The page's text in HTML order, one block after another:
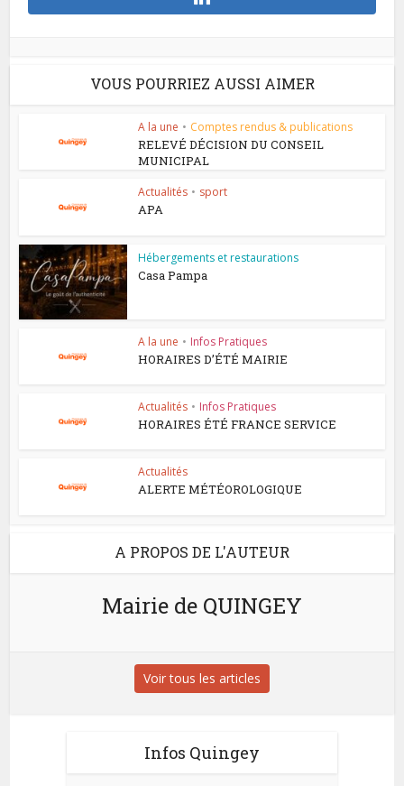
VOUS POURRIEZ AUSSI AIMER
A la une • Comptes rendus & publications
RELEVÉ DÉCISION DU CONSEIL
MUNICIPAL
Actualités • sport
APA
Hébergements et restaurations
Casa Pampa
A la une • Infos Pratiques
HORAIRES D’ÉTÉ MAIRIE
Actualités • Infos Pratiques
HORAIRES ÉTÉ FRANCE SERVICE
Actualités
ALERTE MÉTÉOROLOGIQUE
A PROPOS DE L'AUTEUR
Mairie de QUINGEY
Voir tous les articles
Infos Quingey